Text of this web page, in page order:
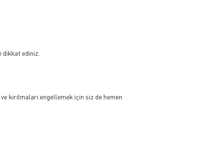
dikkat ediniz.
kırılmaları engellemek için siz de hemen